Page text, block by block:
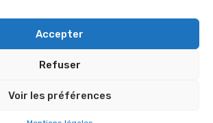
Accepter
Refuser
Voir les préférences